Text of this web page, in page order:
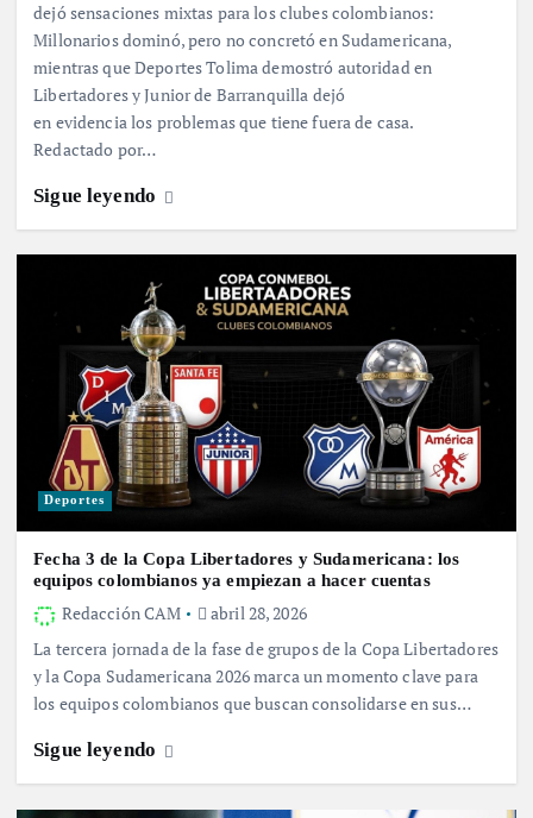
dejó sensaciones mixtas para los clubes colombianos:
Millonarios dominó, pero no concretó en Sudamericana,
mientras que Deportes Tolima demostró autoridad en
Libertadores y Junior de Barranquilla dejó
en evidencia los problemas que tiene fuera de casa.
Redactado por…
Sigue leyendo
Deportes
Fecha 3 de la Copa Libertadores y Sudamericana: los
equipos colombianos ya empiezan a hacer cuentas
Redacción CAM
abril 28, 2026
La tercera jornada de la fase de grupos de la Copa Libertadores
y la Copa Sudamericana 2026 marca un momento clave para
los equipos colombianos que buscan consolidarse en sus…
Sigue leyendo